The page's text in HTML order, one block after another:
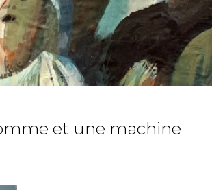
et une machine